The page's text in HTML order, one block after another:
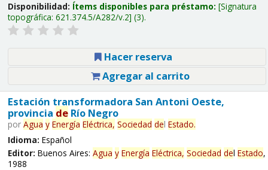
Disponibilidad: Ítems disponibles para préstamo: Signatura
topográfica: 621.374.5/A282/v.2 (3).
Hacer reserva
Agregar al carrito
Estación transformadora San Antoni Oeste,
provincia deRío Negro
por Agua y Energía Eléctrica, Sociedad del Estado.
Idioma: Español
Editor: Buenos Aires: Agua y Energía Eléctrica, Sociedad del Estado,
1988